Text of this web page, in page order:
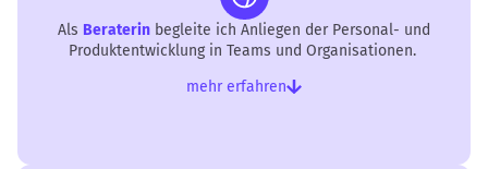
Als Beraterin begleite ich Anliegen der Personal- und
Produktentwicklung in Teams und Organisationen.
mehr erfahren